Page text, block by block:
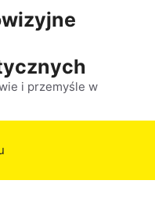
i przemyśle w